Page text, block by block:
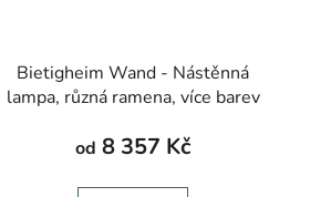
Bietigheim Wand - Nástěnná
lampa, různá ramena, více barev
od 8 357 Kč